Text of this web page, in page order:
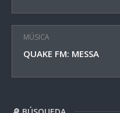
MÚSICA
QUAKE FM: MESSA